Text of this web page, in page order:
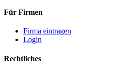
Für Firmen
Firma eintragen
Login
Rechtliches